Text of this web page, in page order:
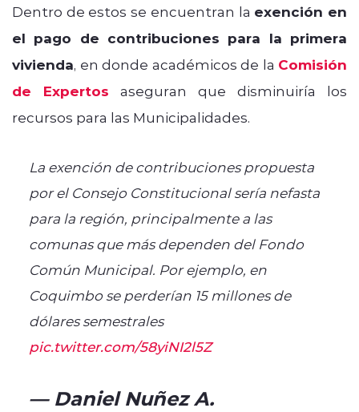
Dentro de estos se encuentran la exención en
el pago de contribuciones para la primera
vivienda, en donde académicos de la Comisión
de Expertos aseguran que disminuiría los
recursos para las Municipalidades.
La exención de contribuciones propuesta
por el Consejo Constitucional sería nefasta
para la región, principalmente a las
comunas que más dependen del Fondo
Común Municipal. Por ejemplo, en
Coquimbo se perderían 15 millones de
dólares semestrales
pic.twitter.com/58yiNI2l5Z
— Daniel Nuñez A.